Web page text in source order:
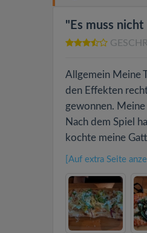
"Es muss
Allgemein Meine
den Effekten
gewonnen.
Nach dem Spiel
kochte meine
[Auf extra Seite